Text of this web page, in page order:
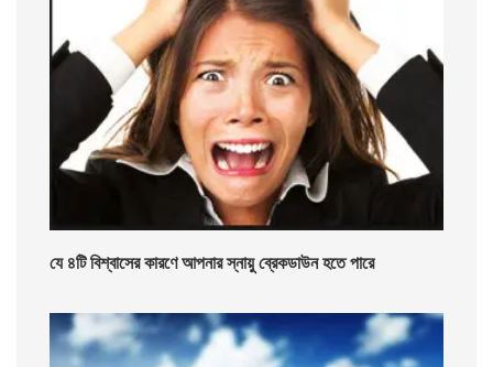
যে ৪টি বিশ্বাসের কারণে আপনার স্নায়ু ব্রেকডাউন হতে পারে